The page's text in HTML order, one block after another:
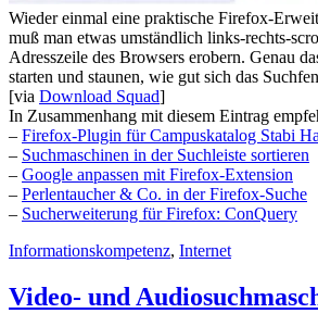
Wieder einmal eine praktische Firefox-
muß man etwas umständlich links-rechts-
Adresszeile des Browsers erobern. Genau
starten und staunen, wie gut sich das
[via Download Squad]
In Zusammenhang mit diesem Eintrag
– Firefox-Plugin für Campuskatalog Stabi
– Suchmaschinen in der Suchleiste sortieren
– Google anpassen mit Firefox-Extension
– Perlentaucher & Co. in der Firefox-Suche
– Sucherweiterung für Firefox: ConQuery
Informationskompetenz, Internet
Video- und